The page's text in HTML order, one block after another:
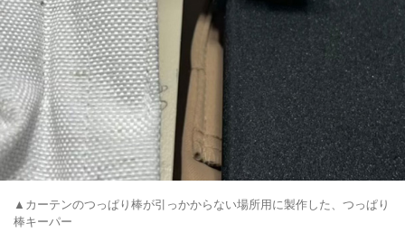
▲カーテンのつっぱり棒が引っかからない場所用に製作した、つっぱり
棒キーパー